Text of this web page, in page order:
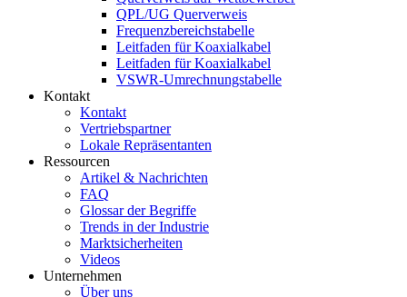
QPL/UG Querverweis
Frequenzbereichstabelle
Leitfaden für Koaxialkabel
Leitfaden für Koaxialkabel
VSWR-Umrechnungstabelle
Kontakt
Kontakt
Vertriebspartner
Lokale Repräsentanten
Ressourcen
Artikel & Nachrichten
FAQ
Glossar der Begriffe
Trends in der Industrie
Marktsicherheiten
Videos
Unternehmen
Über uns